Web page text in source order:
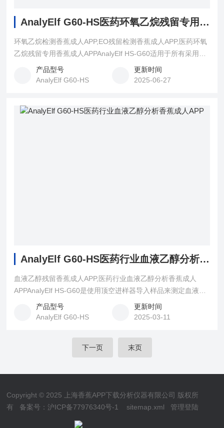
AnalyElf G60-HS医药环氧乙烷残留专用香蕉成人APP
环氧乙烷检测香蕉成人APP,EO残留检测香蕉成人APP,医药环氧
乙烷残留专用香蕉成人APPAnalyElf HS-G60适用于所有采用环
氧乙烷灭菌装置消毒灭菌的一次性医疗用品的环氧乙烷残留量
检测。同时也适用于所有要求使用顶空气相色谱法检测
产品型号
AnalyElf G60-HS
更新时间
2025-06-27
AnalyElf G60-HS医药行业血液乙醇分析香蕉成人APP
血液乙醇残留香蕉成人APP,医药行业血液乙醇分析香蕉成人
APPAnalyElf HS-G60是使用顶空进样器导入样品来测定血液中
乙醇含量的香蕉成人APP,以叔丁醇做内标物,一次进样用分流器
来进行双柱并联分析,不仅能够准确的定性乙醇峰,还可以验证定
产品型号
AnalyElf G60-HS
更新时间
2025-03-11
下一页 末页
Copyright © 2025 上海香蕉APP下载分析仪器有限公司 版权所
有 备案号：沪ICP备77976340号-1 sitemap.xml 管理登陆